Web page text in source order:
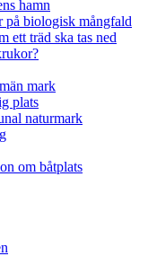
hamn
på biologisk mångfald
ett träd ska tas ned
mark
plats
naturmark
om båtplats